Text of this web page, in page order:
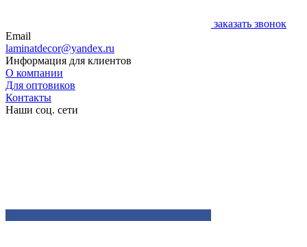
заказать звонок
Email
laminatdecor@yandex.ru
Информация для клиентов
О компании
Для оптовиков
Контакты
Наши соц. сети